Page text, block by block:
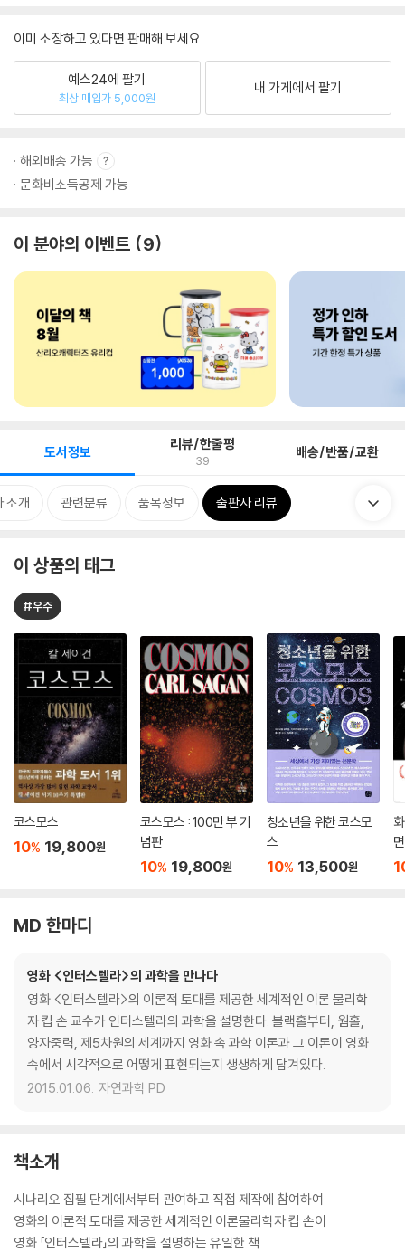
이미 소장하고 있다면 판매해 보세요.
예스24에 팔기
최상 매입가 5,000원
내 가게에서 팔기
해외배송 가능
문화비소득공제 가능
이 분야의 이벤트 9
도서정보 리뷰/한줄평
39 배송/반품/교환
소개 관련분류 품목정보 출판사 리뷰
이 상품의 태그
#우주
코스모스
10% 19,800원
코스모스 : 100만 부 기
념판
10% 19,800원
청소년을 위한 코스모
스
10% 13,500원
면
MD 한마디
영화 <인터스텔라>의 과학을 만나다
영화 <인터스텔라>의 이론적 토대를 제공한 세계적인 이론 물리학
자 킵 손 교수가 인터스텔라의 과학을 설명한다. 블랙홀부터, 웜홀,
양자중력, 제5차원의 세계까지 영화 속 과학 이론과 그 이론이 영화
속에서 시각적으로 어떻게 표현되는지 생생하게 담겨있다.
2015.01.06. 자연과학 PD
책소개
시나리오 집필 단계에서부터 관여하고 직접 제작에 참여하여
영화의 이론적 토대를 제공한 세계적인 이론물리학자 킵 손이
영화 「인터스텔라」의 과학을 설명하는 유일한 책